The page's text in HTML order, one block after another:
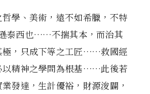
哲學、美術，遠不如希臘，不特
泰西也……不揣其本，而治其
極，只成下等之工匠……救國經
以精神之學問為根基……此後若
發達，生計優裕，財源浚闢，